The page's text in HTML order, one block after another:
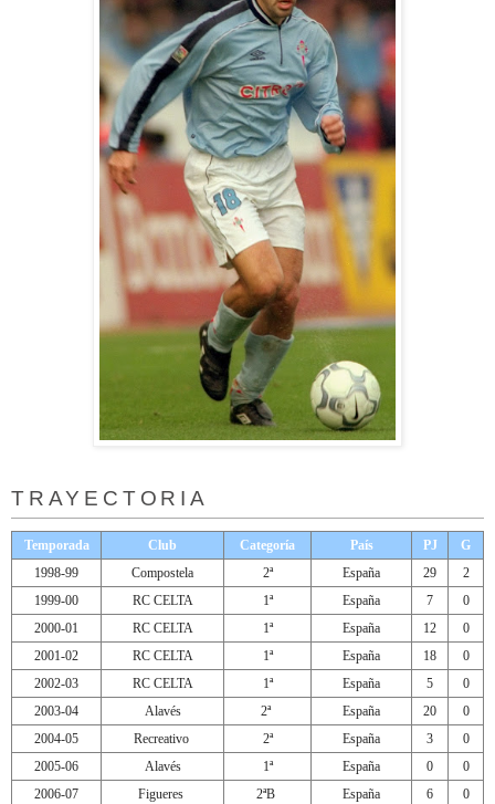
TRAYECTORIA
Temporada Club Categoría País PJ
G
1998-99
Compostela 2ª España 29
2
1999-00
RC CELTA 1ª España 7
0
2000-01
RC CELTA 1ª España 12
0
2001-02
RC CELTA 1ª España 18
0
2002-03
RC CELTA 1ª España 5
0
2003-04
Alavés 2ª España 20
0
2004-05
Recreativo 2ª España 3
0
2005-06
Alavés 1ª España 0
0
2006-07
Figueres 2ªB España 6
0